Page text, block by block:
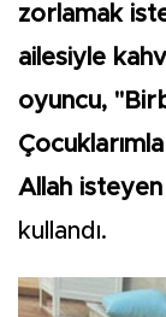
zorlamak
ailesiyle
oyuncu,
Allah
kullandı.